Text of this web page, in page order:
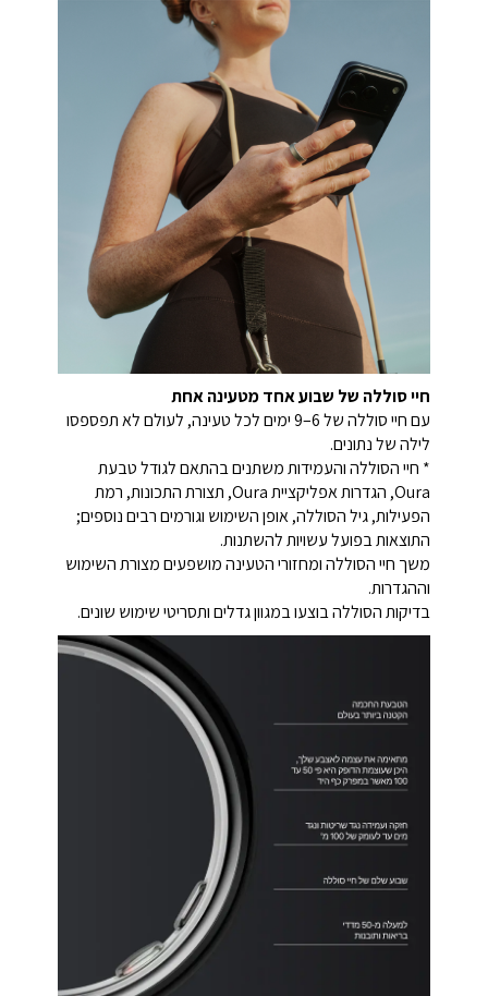
חיי סוללה של שבוע אחד מטעינה אחת
עם חיי סוללה של 6–9 ימים לכל טעינה, לעולם לא תפספסו
לילה של נתונים.
* חיי הסוללה והעמידות משתנים בהתאם לגודל טבעת
Oura, הגדרות אפליקציית Oura, תצורת התכונות, רמת
הפעילות, גיל הסוללה, אופן השימוש וגורמים רבים נוספים;
התוצאות בפועל עשויות להשתנות.
משך חיי הסוללה ומחזורי הטעינה מושפעים מצורת השימוש
וההגדרות.
בדיקות הסוללה בוצעו במגוון גדלים ותסריטי שימוש שונים.